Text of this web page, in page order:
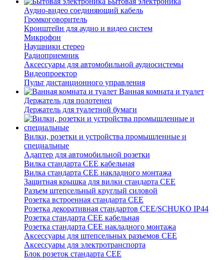
Аудио-видео соединяющий кабель
Громкоговоритель
Кронштейн для аудио и видео систем
Микрофон
Наушники стерео
Радиоприемник
Аксессуары для автомобильной аудиосистемы
Видеопроектор
Пульт дистанционного управления
Ванная комната и туалет
Держатель для полотенец
Держатель для туалетной бумаги
Вилки, розетки и устройства промышленные и
специальные
Адаптер для автомобильной розетки
Вилка стандарта CEE кабельная
Вилка стандарта CEE накладного монтажа
Защитная крышка для вилки стандарта CEE
Разъем штепсельный круглый силовой
Розетка встроенная стандарта CEE
Розетка декоративная стандартов CEE/SCHUKO IP44
Розетка стандарта СЕЕ кабельная
Розетка стандарта СЕЕ накладного монтажа
Аксессуары для штепсельных разъемов CEE
Аксессуары для электротранспорта
Блок розеток стандарта CEE